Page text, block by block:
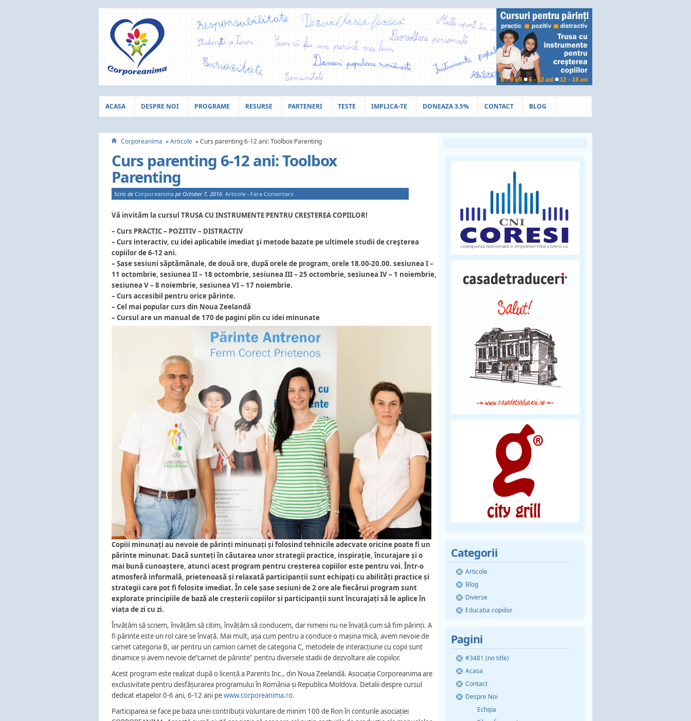
ACASA DESPRE NOI PROGRAME RESURSE PARTENERI TESTE IMPLICA-TE DONEAZA 3.5% CONTACT BLOG
Corporeanima Articole Curs parenting 6-12 ani: Toolbox Parenting
Curs parenting 6-12 ani: Toolbox
Parenting
Scris de Corporeanima pe October 7, 2016. Articole - Fara Comentarii
Vă invităm la cursul TRUSA CU INSTRUMENTE PENTRU CREȘTEREA COPIILOR!
– Curs PRACTIC – POZITIV – DISTRACTIV
– Curs interactiv, cu idei aplicabile imediat şi metode bazate pe ultimele studii de creşterea
copiilor de 6-12 ani.
– Șase sesiuni săptămânale, de două ore, după orele de program, orele 18.00-20.00. sesiunea I –
11 octombrie, sesiunea II – 18 octombrie, sesiunea III – 25 octombrie, sesiunea IV – 1 noiembrie,
sesiunea V – 8 noiembrie, sesiunea VI – 17 noiembrie.
– Curs accesibil pentru orice părinte.
– Cel mai popular curs din Noua Zeelandă
– Cursul are un manual de 170 de pagini plin cu idei minunate
Copiii minunați au nevoie de părinți minunați și folosind tehnicile adecvate oricine poate fi un
părinte minunat. Dacă sunteți în căutarea unor strategii practice, inspirație, încurajare și o
mai bună cunoaștere, atunci acest program pentru creșterea copiilor este pentru voi. Într-o
atmosferă informală, prietenoasă și relaxată participanții sunt echipați cu abilități practice și
strategii care pot fi folosite imediat. În cele șase sesiuni de 2 ore ale fiecărui program sunt
explorate principiile de bază ale creșterii copiilor și participanții sunt încurajați să le aplice în
viața de zi cu zi.
Învățăm să scriem, învățăm să citim, învățăm să conducem, dar nimeni nu ne învață cum să fim părinți. A
fi părinte este un rol care se învață. Mai mult, așa cum pentru a conduce o mașina mică, avem nevoie de
carnet categoria B, iar pentru un camion carnet de categoria C, metodele de interacțiune cu copii sunt
dinamice și avem nevoie de“carnet de părinte” pentru diversele stadii de dezvoltare ale copiilor.
Acest program este realizat după o licență a Parents Inc., din Noua Zeelandă. Asociația Corporeanima are
exclusivitate pentru desfășurarea programului în România și Republica Moldova. Detalii despre cursul
dedicat etapelor 0-6 ani, 6-12 ani pewww.corporeanima.ro.
Participarea se face pe baza unei contribuții voluntare de minim 100 de Ron în conturile asociației
Categorii
Articole
Blog
Diverse
Educatia copiilor
Pagini
#3481 (no title)
Acasa
Contact
Despre Noi
Echipa